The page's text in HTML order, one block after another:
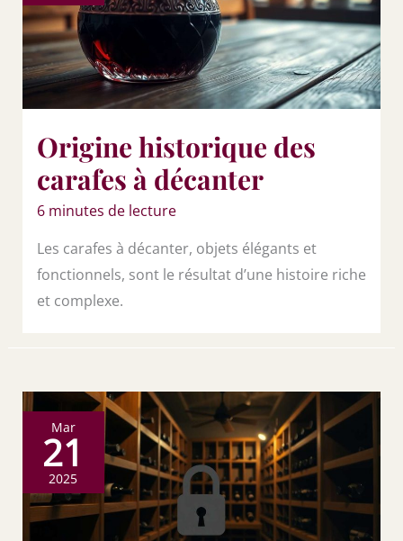
Origine historique des
carafes à décanter
6 minutes de lecture
Les carafes à décanter, objets élégants et
fonctionnels, sont le résultat d’une histoire riche
et complexe.
Mar
21
2025